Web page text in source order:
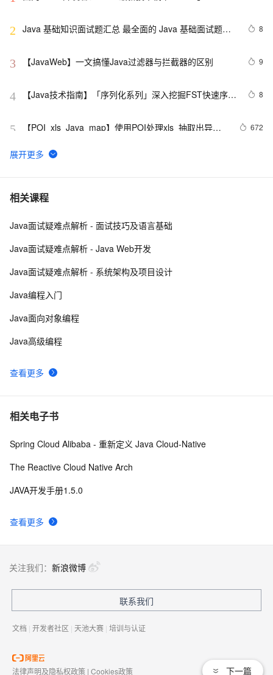
2 Java 基础知识面试题汇总 最全面的 Java 基础面试题整
8
3 【JavaWeb】一文搞懂Java过滤器与拦截器的区别 9
4
【Java技术指南】「序列化系列」深入挖掘FST快速序列
8
5
【POI  xls  Java  map】使用POI处理xls  抽取出异常
高度
672
6 Java 注解 阐释 hibernate ORM
7 java 中的多线程   内部类实现 数据共享 和 Runnable实
8 Java程序利用main函数中args参数实现参数的传递
破 1 万次！
102. Java中的垃圾收集 - GC参考手册
相关课程
查看更多
Java面试疑难点解析 - 面试技巧及语言基础
Java面试疑难点解析 - Java Web开发
Java面试疑难点解析 - 系统架构及项目设计
Java编程入门
Java面向对象编程
Java高级编程
相关电子书
查看更多
Spring Cloud Alibaba - 重新定义 Java Cloud-Native
The Reactive Cloud Native Arch
JAVA开发手册1.5.0
下一篇
关注我们： 新浪微博
联系我们
文档 | 开发者社区 | 天池大赛 | 培训与认证
法律声明及隐私权政策 | Cookies政策